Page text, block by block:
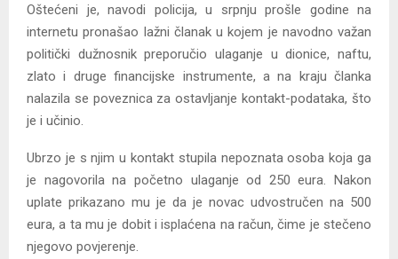
Oštećeni je, navodi policija, u srpnju prošle godine na
internetu pronašao lažni članak u kojem je navodno važan
politički dužnosnik preporučio ulaganje u dionice, naftu,
zlato i druge financijske instrumente, a na kraju članka
nalazila se poveznica za ostavljanje kontakt-podataka, što
je i učinio.
Ubrzo je s njim u kontakt stupila nepoznata osoba koja ga
je nagovorila na početno ulaganje od 250 eura. Nakon
uplate prikazano mu je da je novac udvostručen na 500
eura, a ta mu je dobit i isplaćena na račun, čime je stečeno
njegovo povjerenje.